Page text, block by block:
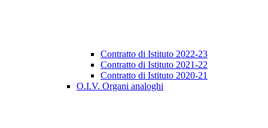
Contratto di Istituto 2022-23
Contratto di Istituto 2021-22
Contratto di Istituto 2020-21
O.I.V. Organi analoghi